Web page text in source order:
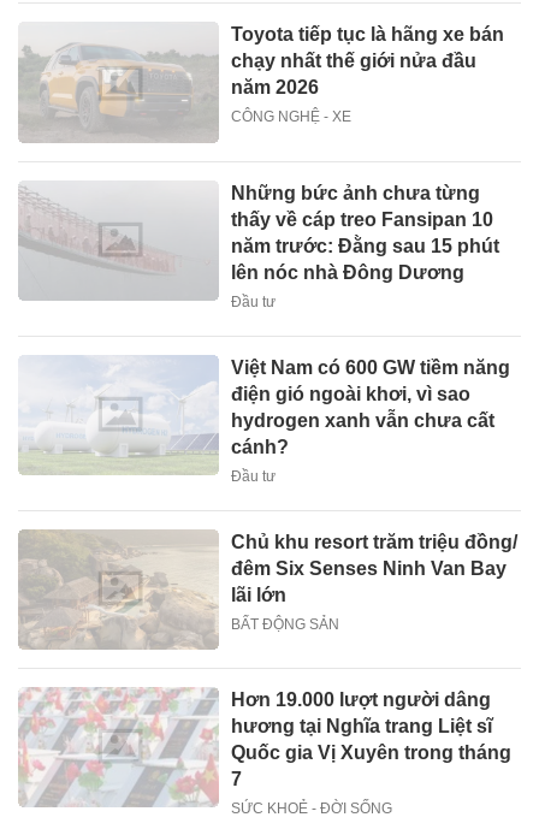
Toyota tiếp tục là hãng xe bán
chạy nhất thế giới nửa đầu
năm 2026
CÔNG NGHỆ - XE
Những bức ảnh chưa từng
thấy về cáp treo Fansipan 10
năm trước: Đằng sau 15 phút
lên nóc nhà Đông Dương
Đầu tư
Việt Nam có 600 GW tiềm năng
điện gió ngoài khơi, vì sao
hydrogen xanh vẫn chưa cất
cánh?
Đầu tư
Chủ khu resort trăm triệu đồng/
đêm Six Senses Ninh Van Bay
lãi lớn
BẤT ĐỘNG SẢN
Hơn 19.000 lượt người dâng
hương tại Nghĩa trang Liệt sĩ
Quốc gia Vị Xuyên trong tháng
7
SỨC KHOẺ - ĐỜI SỐNG